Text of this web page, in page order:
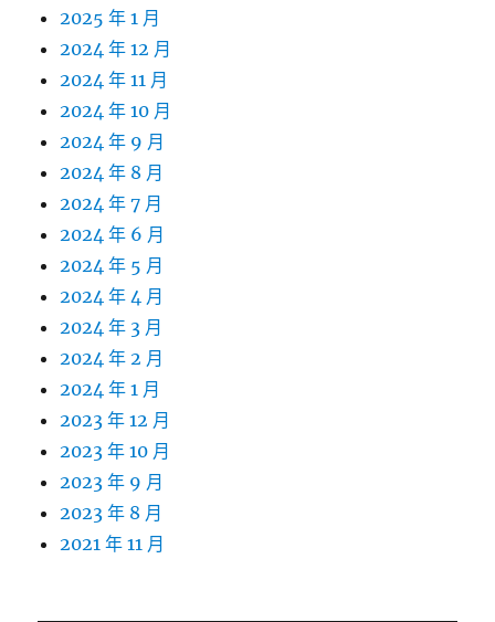
2025 年 1 月
2024 年 12 月
2024 年 11 月
2024 年 10 月
2024 年 9 月
2024 年 8 月
2024 年 7 月
2024 年 6 月
2024 年 5 月
2024 年 4 月
2024 年 3 月
2024 年 2 月
2024 年 1 月
2023 年 12 月
2023 年 10 月
2023 年 9 月
2023 年 8 月
2021 年 11 月